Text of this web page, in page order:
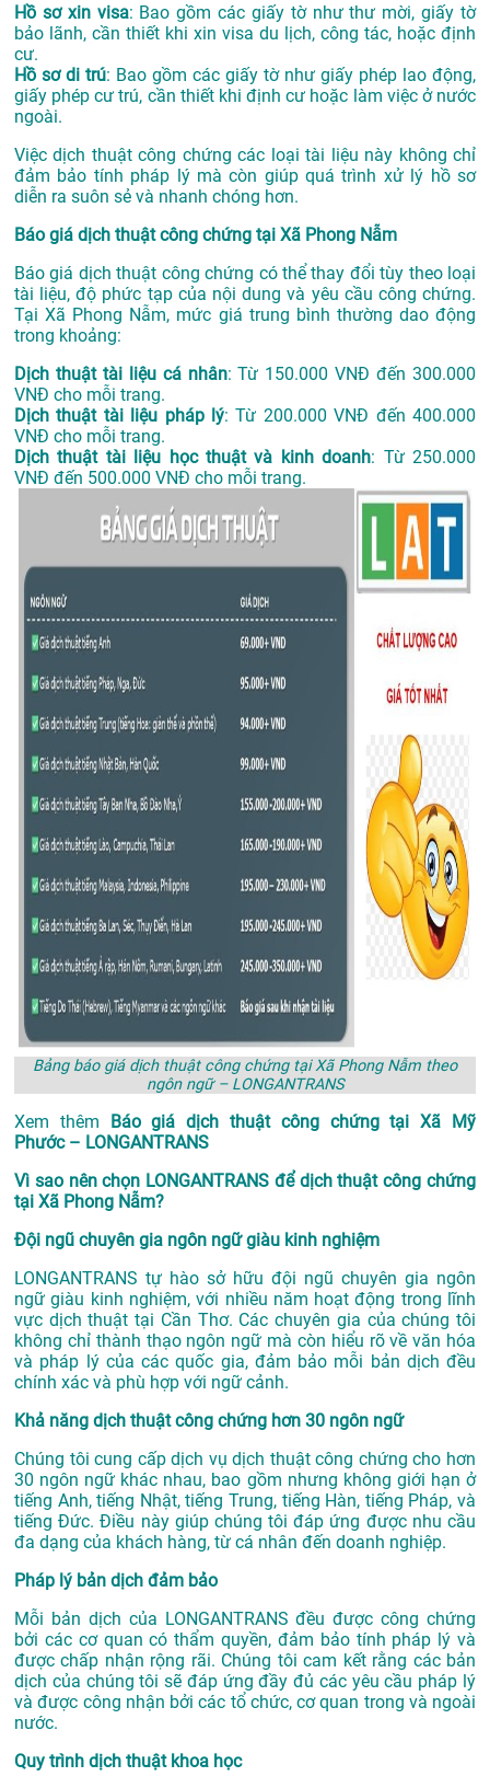
Hồ sơ xin visa: Bao gồm các giấy tờ như thư mời, giấy tờ
bảo lãnh, cần thiết khi xin visa du lịch, công tác, hoặc định
cư.
Hồ sơ di trú: Bao gồm các giấy tờ như giấy phép lao động,
giấy phép cư trú, cần thiết khi định cư hoặc làm việc ở nước
ngoài.
Việc dịch thuật công chứng các loại tài liệu này không chỉ
đảm bảo tính pháp lý mà còn giúp quá trình xử lý hồ sơ
diễn ra suôn sẻ và nhanh chóng hơn.
Báo giá dịch thuật công chứng tại Xã Phong Nẫm
Báo giá dịch thuật công chứng có thể thay đổi tùy theo loại
tài liệu, độ phức tạp của nội dung và yêu cầu công chứng.
Tại Xã Phong Nẫm, mức giá trung bình thường dao động
trong khoảng:
Dịch thuật tài liệu cá nhân: Từ 150.000 VNĐ đến 300.000
VNĐ cho mỗi trang.
Dịch thuật tài liệu pháp lý: Từ 200.000 VNĐ đến 400.000
VNĐ cho mỗi trang.
Dịch thuật tài liệu học thuật và kinh doanh: Từ 250.000
VNĐ đến 500.000 VNĐ cho mỗi trang.
Bảng báo giá dịch thuật công chứng tại Xã Phong Nẫm theo
ngôn ngữ – LONGANTRANS
Xem thêm
Báo giá dịch thuật công chứng tại Xã Mỹ
Phước – LONGANTRANS
Vì sao nên chọn LONGANTRANS để dịch thuật công chứng
tại Xã Phong Nẫm?
Đội ngũ chuyên gia ngôn ngữ giàu kinh nghiệm
LONGANTRANS tự hào sở hữu đội ngũ chuyên gia ngôn
ngữ giàu kinh nghiệm, với nhiều năm hoạt động trong lĩnh
vực dịch thuật tại Cần Thơ. Các chuyên gia của chúng tôi
không chỉ thành thạo ngôn ngữ mà còn hiểu rõ về văn hóa
và pháp lý của các quốc gia, đảm bảo mỗi bản dịch đều
chính xác và phù hợp với ngữ cảnh.
Khả năng dịch thuật công chứng hơn 30 ngôn ngữ
Chúng tôi cung cấp dịch vụ dịch thuật công chứng cho hơn
30 ngôn ngữ khác nhau, bao gồm nhưng không giới hạn ở
tiếng Anh, tiếng Nhật, tiếng Trung, tiếng Hàn, tiếng Pháp, và
tiếng Đức. Điều này giúp chúng tôi đáp ứng được nhu cầu
đa dạng của khách hàng, từ cá nhân đến doanh nghiệp.
Pháp lý bản dịch đảm bảo
Mỗi bản dịch của LONGANTRANS đều được công chứng
bởi các cơ quan có thẩm quyền, đảm bảo tính pháp lý và
được chấp nhận rộng rãi. Chúng tôi cam kết rằng các bản
dịch của chúng tôi sẽ đáp ứng đầy đủ các yêu cầu pháp lý
và được công nhận bởi các tổ chức, cơ quan trong và ngoài
nước.
Quy trình dịch thuật khoa học